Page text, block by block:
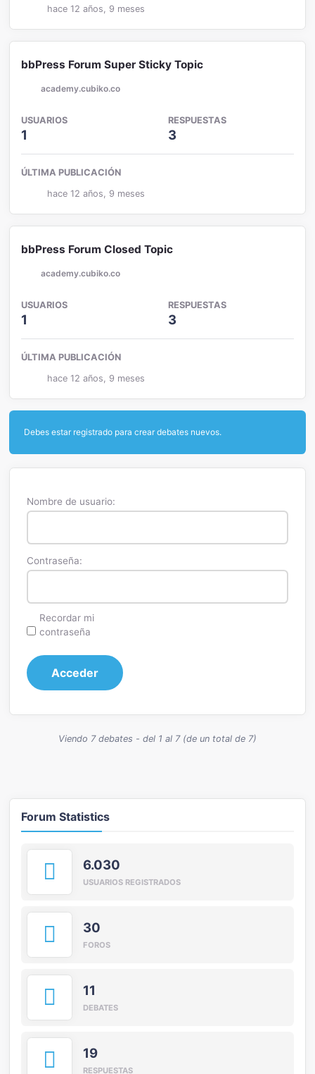
Viendo 7 debates - del 1 al 7 (de un total de 7)
hace 12 años, 9 meses
bbPress Forum Super Sticky Topic
academy.cubiko.co
USUARIOS
1
RESPUESTAS
3
ÚLTIMA PUBLICACIÓN
hace 12 años, 9 meses
bbPress Forum Closed Topic
academy.cubiko.co
USUARIOS
1
RESPUESTAS
3
ÚLTIMA PUBLICACIÓN
hace 12 años, 9 meses
Debes estar registrado para crear debates nuevos.
Nombre de usuario:
Contraseña:
Recordar mi
contraseña
Acceder
Forum Statistics
6.030
USUARIOS REGISTRADOS
30
FOROS
11
DEBATES
19
RESPUESTAS